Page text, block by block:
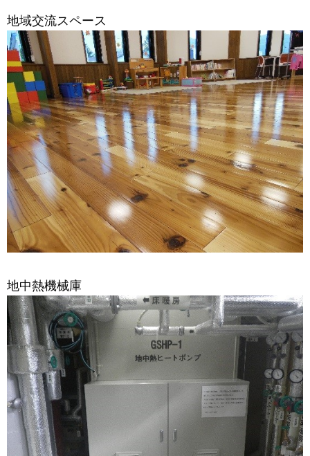
地域交流スペース
地中熱機械庫